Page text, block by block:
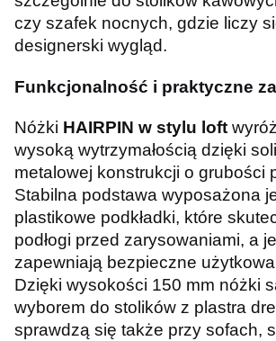
czy szafek nocnych, gdzie liczy
designerski wygląd.
Funkcjonalność i praktyczne
Nóżki HAIRPIN w stylu loft
wysoką wytrzymałością dzięki
metalowej konstrukcji o grubości
Stabilna podstawa wyposażona
plastikowe podkładki, które
podłogi przed zarysowaniami, a
zapewniają bezpieczne
Dzięki wysokości 150 mm nóżki
wyborem do stolików z plastra
sprawdzą się także przy sofach,